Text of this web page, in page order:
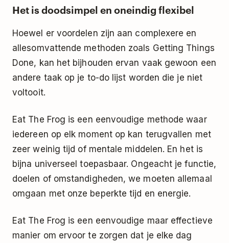
Het is doodsimpel en oneindig flexibel
Hoewel er voordelen zijn aan complexere en
allesomvattende methoden zoals Getting Things
Done, kan het bijhouden ervan vaak gewoon een
andere taak op je to-do lijst worden die je niet
voltooit.
Eat The Frog is een eenvoudige methode waar
iedereen op elk moment op kan terugvallen met
zeer weinig tijd of mentale middelen. En het is
bijna universeel toepasbaar. Ongeacht je functie,
doelen of omstandigheden, we moeten allemaal
omgaan met onze beperkte tijd en energie.
Eat The Frog is een eenvoudige maar effectieve
manier om ervoor te zorgen dat je elke dag